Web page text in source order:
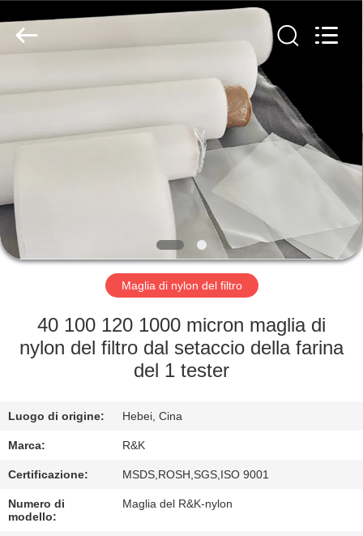
CASA
PRODOTTI
CIRCA
NOI
GIRO
FABBRICA
CONTROLLO
QUALITÀ
CONTATTICI
NOTIZIE
Reking
Wire
Mesh
Maglia di nylon del filtro
40 100 120 1000 micron maglia di
nylon del filtro dal setaccio della farina
del 1 tester
Luogo di origine: Hebei, Cina
Marca: R&K
Certificazione: MSDS,ROSH,SGS,ISO 9001
Numero di
modello:
Maglia del R&K-nylon